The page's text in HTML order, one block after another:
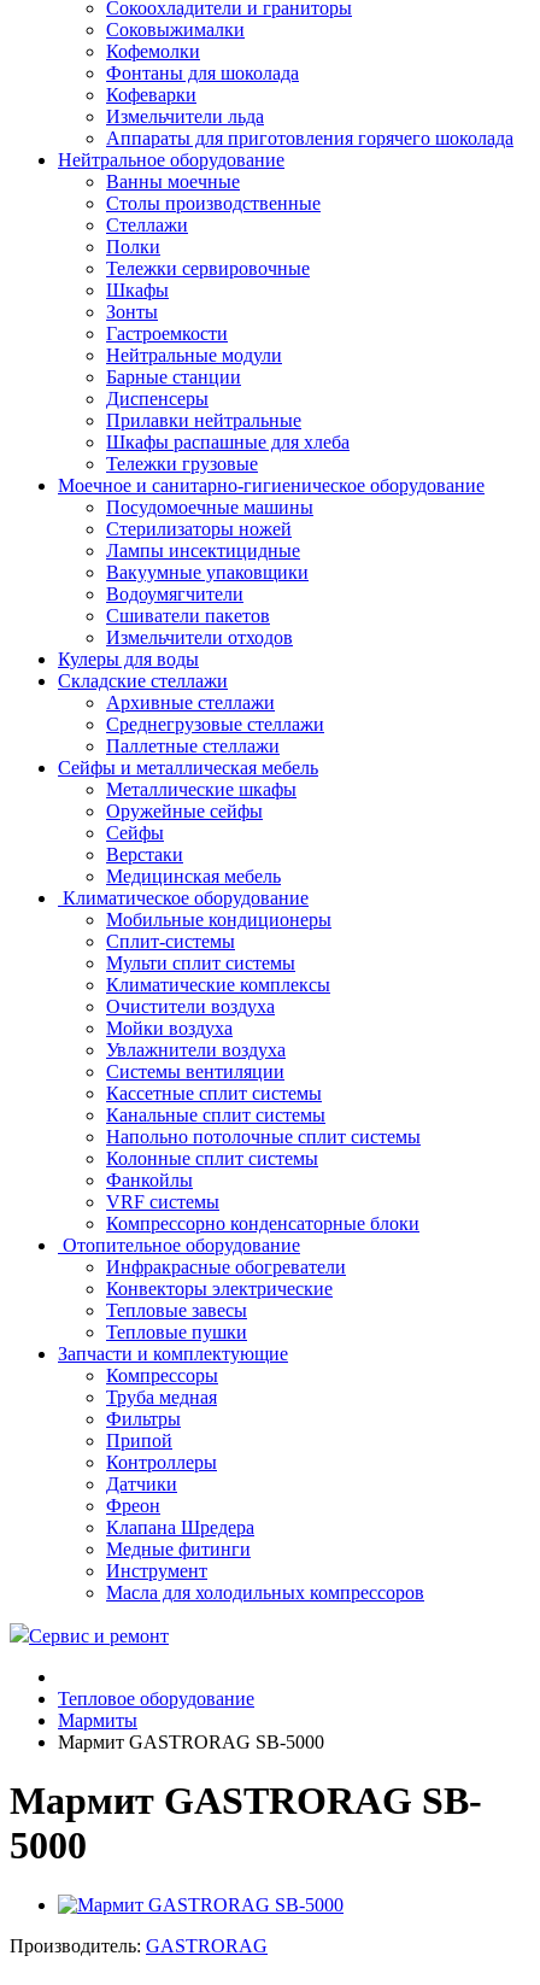
Сокоохладители и граниторы
Соковыжималки
Кофемолки
Фонтаны для шоколада
Кофеварки
Измельчители льда
Аппараты для приготовления горячего шоколада
Нейтральное оборудование
Ванны моечные
Столы производственные
Стеллажи
Полки
Тележки сервировочные
Шкафы
Зонты
Гастроемкости
Нейтральные модули
Барные станции
Диспенсеры
Прилавки нейтральные
Шкафы распашные для хлеба
Тележки грузовые
Моечное и санитарно-гигиеническое оборудование
Посудомоечные машины
Стерилизаторы ножей
Лампы инсектицидные
Вакуумные упаковщики
Водоумягчители
Сшиватели пакетов
Измельчители отходов
Кулеры для воды
Складские стеллажи
Архивные стеллажи
Среднегрузовые стеллажи
Паллетные стеллажи
Сейфы и металлическая мебель
Металлические шкафы
Оружейные сейфы
Сейфы
Верстаки
Медицинская мебель
Климатическое оборудование
Мобильные кондиционеры
Сплит-системы
Мульти сплит системы
Климатические комплексы
Очистители воздуха
Мойки воздуха
Увлажнители воздуха
Системы вентиляции
Кассетные сплит системы
Канальные сплит системы
Напольно потолочные сплит системы
Колонные сплит системы
Фанкойлы
VRF системы
Компрессорно конденсаторные блоки
Отопительное оборудование
Инфракрасные обогреватели
Конвекторы электрические
Тепловые завесы
Тепловые пушки
Запчасти и комплектующие
Компрессоры
Труба медная
Фильтры
Припой
Контроллеры
Датчики
Фреон
Клапана Шредера
Медные фитинги
Инструмент
Масла для холодильных компрессоров
Сервис и ремонт
Тепловое оборудование
Мармиты
Мармит GASTRORAG SB-5000
Мармит GASTRORAG SB-
5000
Производитель: GASTRORAG